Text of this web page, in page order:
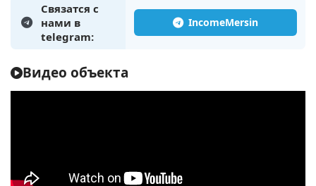
Связатся с
нами в
telegram:
Видео объекта